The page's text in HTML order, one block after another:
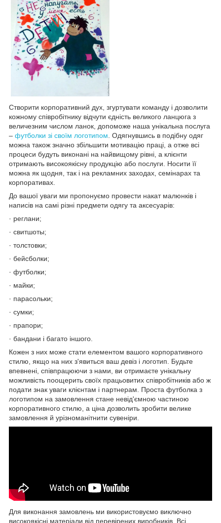
Створити корпоративний дух, згуртувати команду і дозволити
кожному співробітнику відчути єдність великого ланцюга з
величезним числом ланок, допоможе наша унікальна послуга
– футболки зі своїм логотипом . Одягнувшись в подібну одяг
можна також значно збільшити мотивацію праці, а отже всі
процеси будуть виконані на найвищому рівні, а клієнти
отримають високоякісну продукцію або послуги. Носити її
можна як щодня, так і на рекламних заходах, семінарах та
корпоративах.
До вашої уваги ми пропонуємо провести накат малюнків і
написів на самі різні предмети одягу та аксесуарів:
· реглани;
· свитшоты;
· толстовки;
· бейсболки;
· футболки;
· майки;
· парасольки;
· сумки;
· прапори;
· бандани і багато іншого.
Кожен з них може стати елементом вашого корпоративного
стилю, якщо на них з'явиться ваш девіз і логотип. Будьте
впевнені, співпрацюючи з нами, ви отримаєте унікальну
можливість поощерить своїх працьовитих співробітників або ж
подати знак уваги клієнтам і партнерам. Проста футболка з
логотипом на замовлення стане невід'ємною частиною
корпоративного стилю, а ціна дозволить зробити велике
замовлення й урізноманітнити сувеніри.
Для виконання замовлень ми використовуємо виключно
високоякісні матеріали від перевірених виробників. Всі